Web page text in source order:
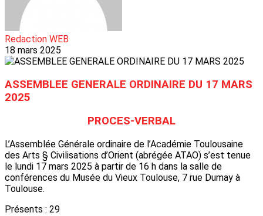
Redaction WEB
18 mars 2025
ASSEMBLEE GENERALE ORDINAIRE DU 17 MARS
2025
PROCES-VERBAL
L’Assemblée Générale ordinaire de l’Académie Toulousaine
des Arts § Civilisations d’Orient (abrégée ATAO) s’est tenue
le lundi 17 mars 2025 à partir de 16 h dans la salle de
conférences du Musée du Vieux Toulouse, 7 rue Dumay à
Toulouse.
Présents : 29